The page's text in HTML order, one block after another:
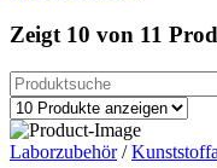
Zeigt 10 von 11
Laborzubehör/